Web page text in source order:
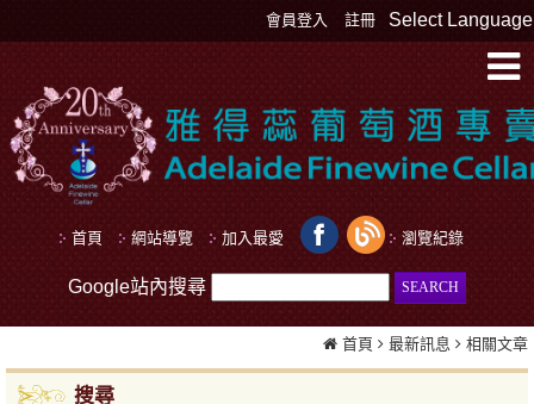
Select Language
會員登入 註冊
首頁 網站導覽 加入最愛 瀏覽紀錄
Google站內搜尋
首頁 最新訊息 相關文章
搜尋